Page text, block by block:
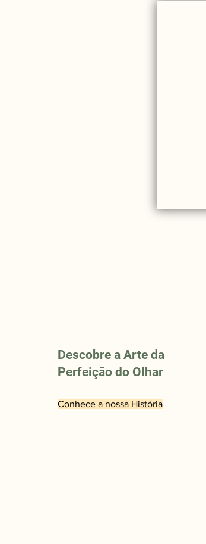
Descobre a Arte da
Perfeição do Olhar
Conhece a nossa História